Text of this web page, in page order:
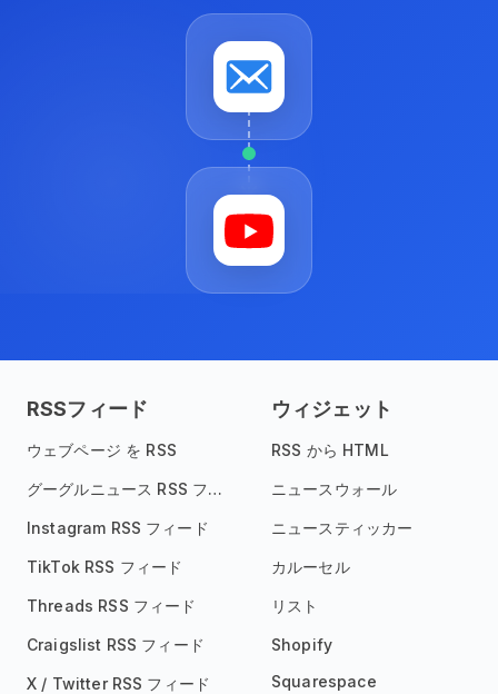
RSSフィード
ウェブページ を RSS
グーグルニュース RSS フィード
Instagram RSS フィード
TikTok RSS フィード
Threads RSS フィード
Craigslist RSS フィード
X / Twitter RSS フィード
ウィジェット
RSS から HTML
ニュースウォール
ニュースティッカー
カルーセル
リスト
Shopify
Squarespace